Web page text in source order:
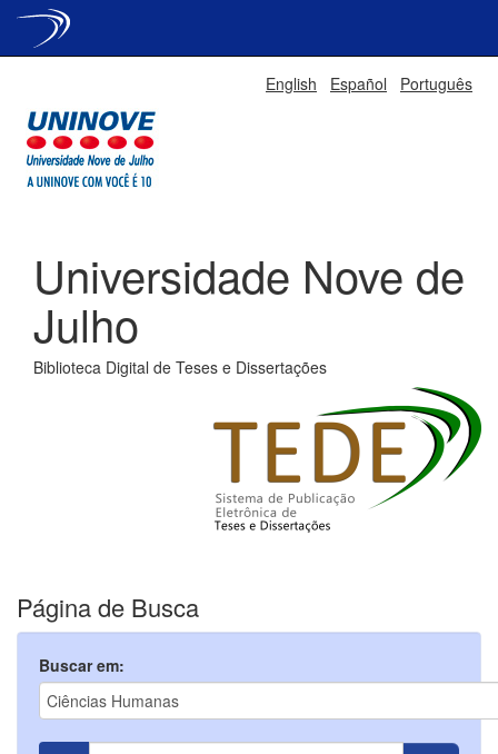
English Español Português
Universidade Nove de
Julho
Biblioteca Digital de Teses e Dissertações
Página de Busca
Buscar em: